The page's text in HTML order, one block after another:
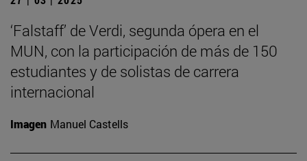
‘Falstaff’ de Verdi, segunda ópera en el
MUN, con la participación de más de 150
estudiantes y de solistas de carrera
internacional
Imagen Manuel Castells